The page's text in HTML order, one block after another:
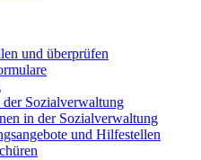
und überprüfen
der Sozialverwaltung
in der Sozialverwaltung
und Hilfestellen